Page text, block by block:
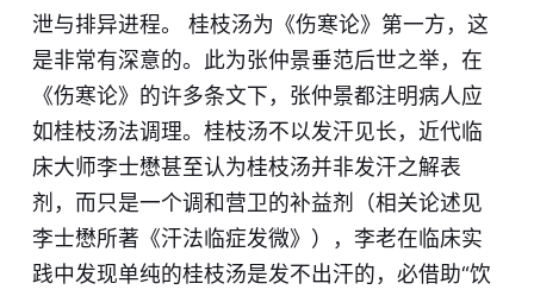
泄与排异进程。 桂枝汤为《伤寒论》第一方，这
是非常有深意的。此为张仲景垂范后世之举，在
《伤寒论》的许多条文下，张仲景都注明病人应
如桂枝汤法调理。桂枝汤不以发汗见长，近代临
床大师李士懋甚至认为桂枝汤并非发汗之解表
剂，而只是一个调和营卫的补益剂（相关论述见
李士懋所著《汗法临症发微》），李老在临床实
践中发现单纯的桂枝汤是发不出汗的，必借助“饮